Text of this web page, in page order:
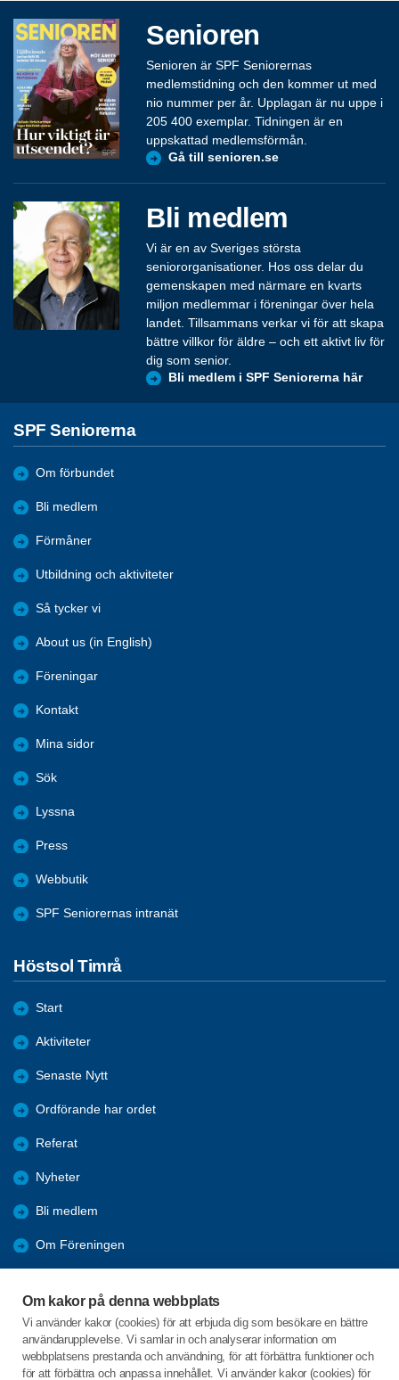
Om kakor på denna webbplats
Vi använder kakor (cookies) för att erbjuda dig som besökare en bättre
användarupplevelse. Vi samlar in och analyserar information om
webbplatsens prestanda och användning, för att förbättra funktioner och
för att förbättra och anpassa innehållet. Vi använder kakor (cookies) för
Senioren
Senioren är SPF Seniorernas
medlemstidning och den kommer ut med
nio nummer per år. Upplagan är nu uppe i
205 400 exemplar. Tidningen är en
uppskattad medlemsförmån.
Gå till senioren.se
Bli medlem
Vi är en av Sveriges största
seniororganisationer. Hos oss delar du
gemenskapen med närmare en kvarts
miljon medlemmar i föreningar över hela
landet. Tillsammans verkar vi för att skapa
bättre villkor för äldre – och ett aktivt liv för
dig som senior.
Bli medlem i SPF Seniorerna här
SPF Seniorerna
Om förbundet
Bli medlem
Förmåner
Utbildning och aktiviteter
Så tycker vi
About us (in English)
Föreningar
Kontakt
Mina sidor
Sök
Lyssna
Press
Webbutik
SPF Seniorernas intranät
Höstsol Timrå
Start
Aktiviteter
Senaste Nytt
Ordförande har ordet
Referat
Nyheter
Bli medlem
Om Föreningen
Bli vänmedlem